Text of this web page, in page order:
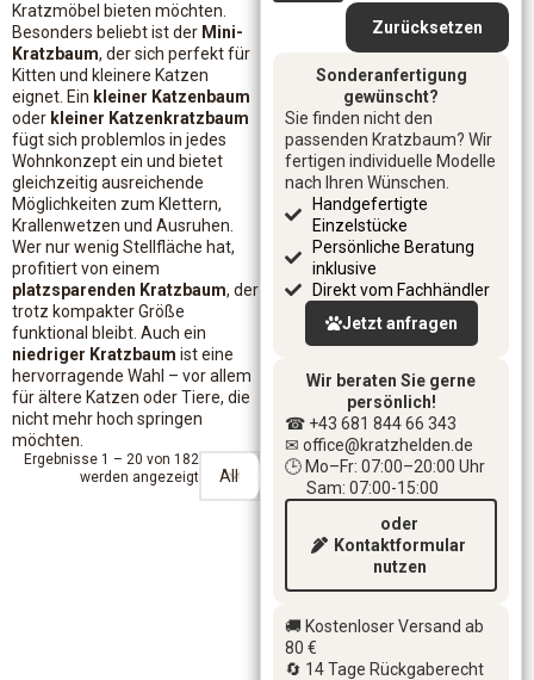
Zurücksetzen
Sonderanfertigung
gewünscht?
Sie finden nicht den
passenden Kratzbaum? Wir
fertigen individuelle Modelle
nach Ihren Wünschen.
Handgefertigte
Einzelstücke
Persönliche Beratung
inklusive
Direkt vom Fachhändler
Jetzt anfragen
Wir beraten Sie gerne
persönlich!
☎ +43 681 844 66 343
✉ office@kratzhelden.de
🕒 Mo–Fr: 07:00–20:00 Uhr
Sam: 07:00-15:00
oder
Kontaktformular
nutzen
🚚 Kostenloser Versand ab
80 €
🔄 14 Tage Rückgaberecht
Kratzmöbel bieten möchten.
Besonders beliebt ist der Mini-
Kratzbaum, der sich perfekt für
Kitten und kleinere Katzen
eignet. Ein kleiner Katzenbaum
oder kleiner Katzenkratzbaum
fügt sich problemlos in jedes
Wohnkonzept ein und bietet
gleichzeitig ausreichende
Möglichkeiten zum Klettern,
Krallenwetzen und Ausruhen.
Wer nur wenig Stellfläche hat,
profitiert von einem
platzsparenden Kratzbaum, der
trotz kompakter Größe
funktional bleibt. Auch ein
niedriger Kratzbaum ist eine
hervorragende Wahl – vor allem
für ältere Katzen oder Tiere, die
nicht mehr hoch springen
möchten.
Ergebnisse 1 – 20 von 182
werden angezeigt